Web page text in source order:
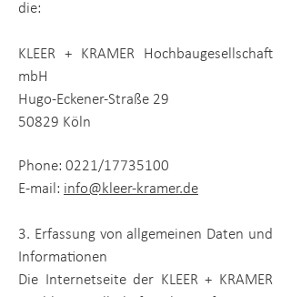
die:
KLEER + KRAMER Hochbaugesellschaft
mbH
Hugo-Eckener-Straße 29
50829 Köln
​Phone: 0221/17735100
E-mail: info@kleer-kramer.de
3. Erfassung von allgemeinen Daten und
Informationen
Die Internetseite der KLEER + KRAMER